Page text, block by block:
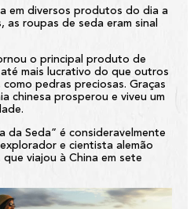
em diversos produtos do dia a
as roupas de seda eram sinal
o principal produto de
mais lucrativo do que outros
pedras preciosas. Graças
chinesa prosperou e viveu um
da Seda” é consideravelmente
e cientista alemão
viajou à China em sete